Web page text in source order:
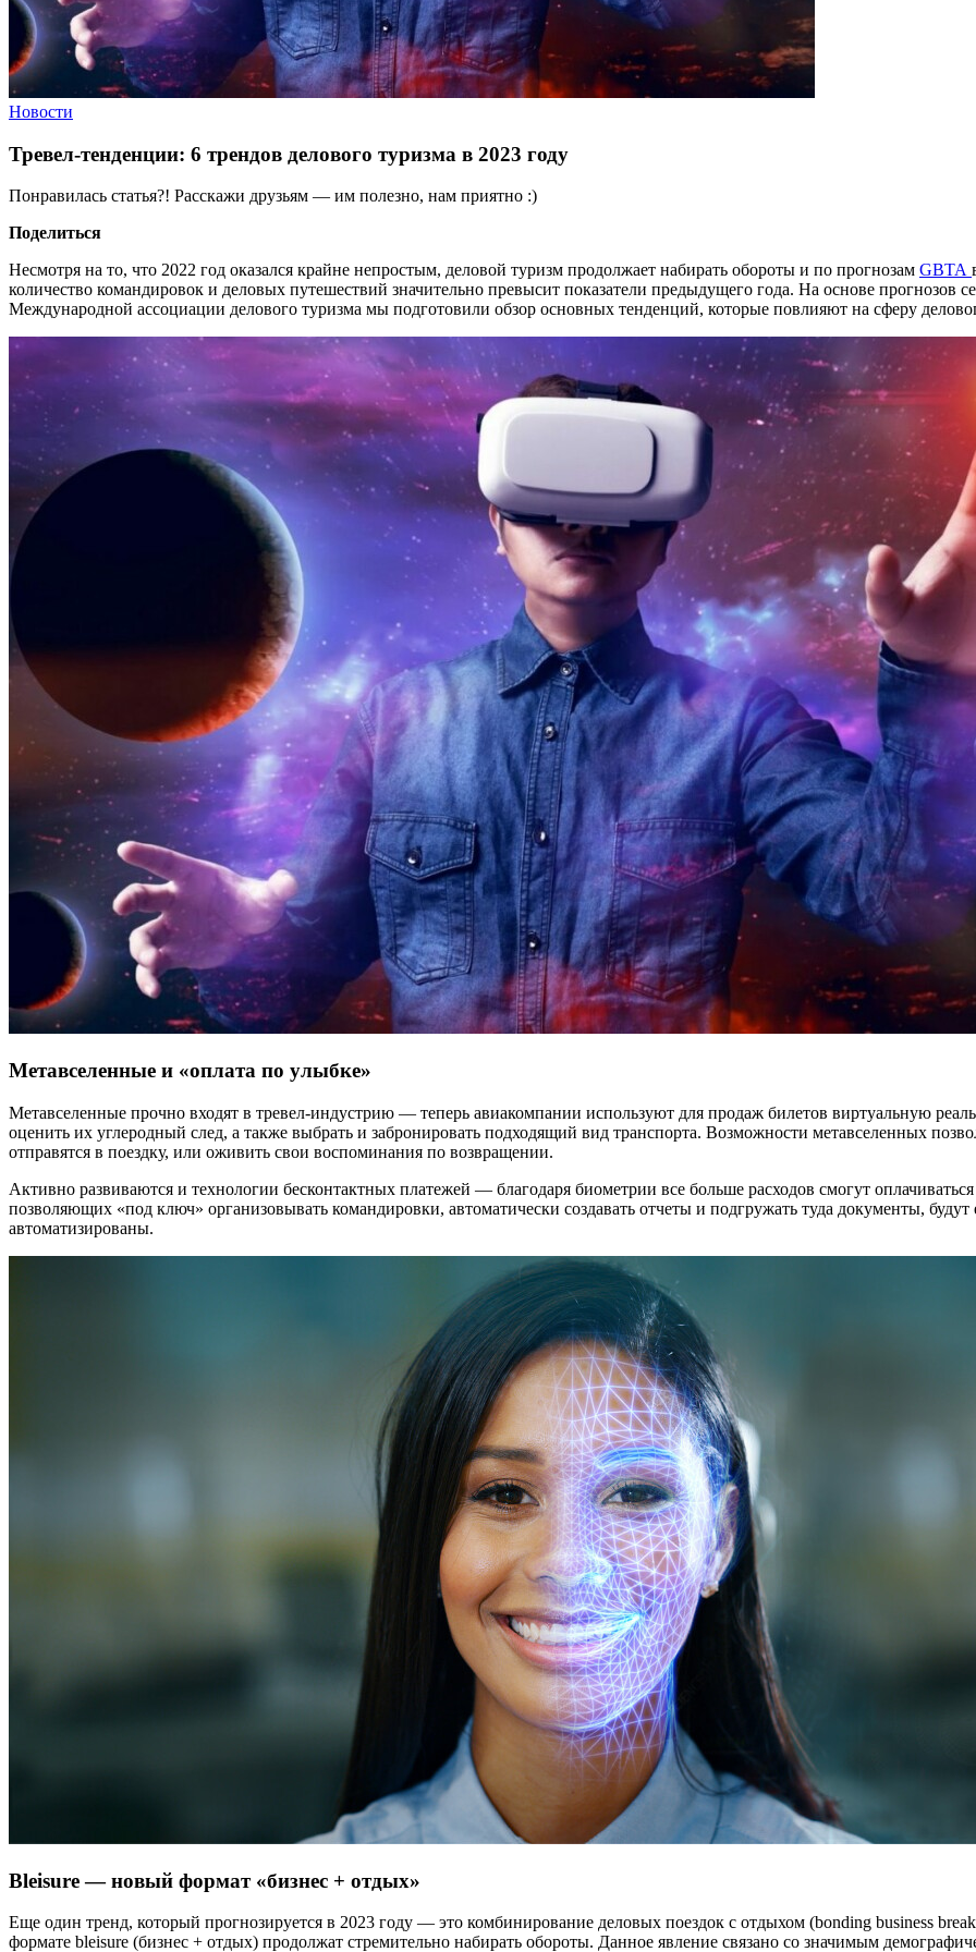
Новости
Тревел-тенденции: 6 трендов делового туризма в 2023 году
Понравилась статья?! Расскажи друзьям — им полезно, нам приятно :)
Поделиться
Несмотря на то, что 2022 год оказался крайне непростым, деловой туризм продолжает набирать обороты и по прогнозам GBTA
количество командировок и деловых путешествий значительно превысит показатели предыдущего года. На основе прогнозов
Международной ассоциации делового туризма мы подготовили обзор основных тенденций, которые повлияют на сферу
Метавселенные и «оплата по улыбке»
Метавселенные прочно входят в тревел-индустрию — теперь авиакомпании используют для продаж билетов виртуальную
оценить их углеродный след, а также выбрать и забронировать подходящий вид транспорта. Возможности метавселенных
отправятся в поездку, или оживить свои воспоминания по возвращении.
Активно развиваются и технологии бесконтактных платежей — благодаря биометрии все больше расходов смогут
позволяющих «под ключ» организовывать командировки, автоматически создавать отчеты и подгружать туда документы,
автоматизированы.
Bleisure — новый формат «бизнес + отдых»
Еще один тренд, который прогнозируется в 2023 году — это комбинирование деловых поездок с отдыхом (bonding business
формате bleisure (бизнес + отдых) продолжат стремительно набирать обороты. Данное явление связано со значимым